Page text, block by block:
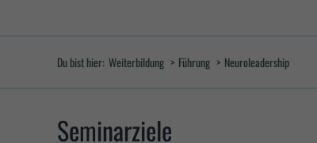
Du bist hier: Weiterbildung Führung Neuroleadership
Seminarziele